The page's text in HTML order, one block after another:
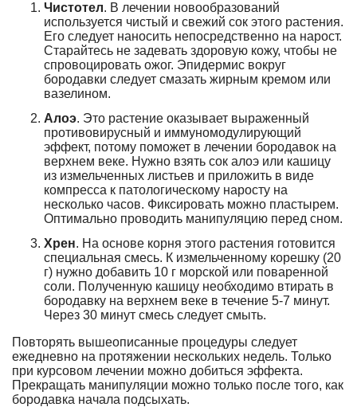
Чистотел. В лечении новообразований
используется чистый и свежий сок этого растения.
Его следует наносить непосредственно на нарост.
Старайтесь не задевать здоровую кожу, чтобы не
спровоцировать ожог. Эпидермис вокруг
бородавки следует смазать жирным кремом или
вазелином.
Алоэ. Это растение оказывает выраженный
противовирусный и иммуномодулирующий
эффект, потому поможет в лечении бородавок на
верхнем веке. Нужно взять сок алоэ или кашицу
из измельченных листьев и приложить в виде
компресса к патологическому наросту на
несколько часов. Фиксировать можно пластырем.
Оптимально проводить манипуляцию перед сном.
Хрен. На основе корня этого растения готовится
специальная смесь. К измельченному корешку (20
г) нужно добавить 10 г морской или поваренной
соли. Полученную кашицу необходимо втирать в
бородавку на верхнем веке в течение 5-7 минут.
Через 30 минут смесь следует смыть.
Повторять вышеописанные процедуры следует
ежедневно на протяжении нескольких недель. Только
при курсовом лечении можно добиться эффекта.
Прекращать манипуляции можно только после того, как
бородавка начала подсыхать.